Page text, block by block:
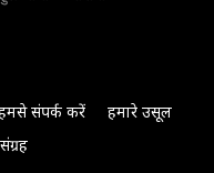
संपर्क करें
हमारे उसूल